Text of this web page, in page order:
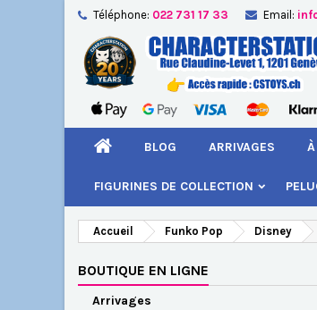
Téléphone: 022 731 17 33 Email:
BLOG ARRIVAGES
FIGURINES DE COLLECTION
Accueil Funko Pop Disney
BOUTIQUE EN LIGNE
Arrivages